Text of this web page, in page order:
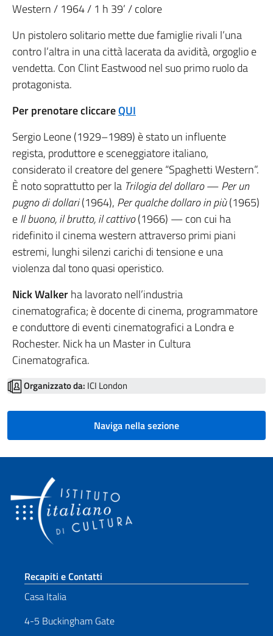
Western / 1964 / 1 h 39’ / colore
Un pistolero solitario mette due famiglie rivali l’una
contro l’altra in una città lacerata da avidità, orgoglio e
vendetta. Con Clint Eastwood nel suo primo ruolo da
protagonista.
Per prenotare cliccareQUI
Sergio Leone (1929–1989) è stato un influente
regista, produttore e sceneggiatore italiano,
considerato il creatore del genere “Spaghetti Western”.
È noto soprattutto per la Trilogia del dollaro—Per un
pugno di dollari(1964), Per qualche dollaro in più(1965)
eIl buono, il brutto, il cattivo(1966) — con cui ha
ridefinito il cinema western attraverso primi piani
estremi, lunghi silenzi carichi di tensione e una
violenza dal tono quasi operistico.
Nick Walkerha lavorato nell’industria
cinematografica; è docente di cinema, programmatore
e conduttore di eventi cinematografici a Londra e
Rochester. Nick ha un Master in Cultura
Cinematografica.
Organizzato da: ICI London
Naviga nella sezione
Sezione footer
Recapiti e Contatti
Casa Italia
4-5 Buckingham Gate